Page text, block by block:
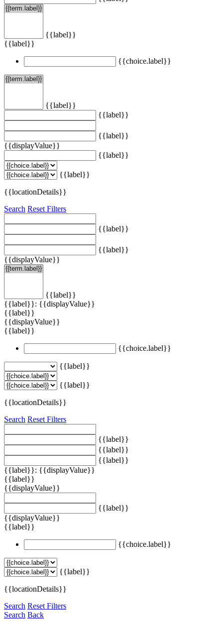
{{label}}
{{label}}
{{choice.label}}
{{label}}
{{label}}
{{label}}
{{displayValue}}
{{label}}
{{label}}
{{locationDetails}}
Search Reset Filters
{{label}}
{{label}}
{{displayValue}}
{{label}}
{{label}}: {{displayValue}}
{{label}}
{{displayValue}}
{{label}}
{{choice.label}}
{{label}}
{{label}}
{{locationDetails}}
Search Reset Filters
{{label}}
{{label}}
{{label}}
{{label}}: {{displayValue}}
{{label}}
{{displayValue}}
{{label}}
{{displayValue}}
{{label}}
{{choice.label}}
{{label}}
{{locationDetails}}
Search Reset Filters
Search Back